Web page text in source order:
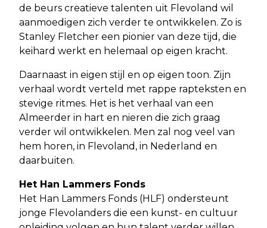
de beurs creatieve talenten uit Flevoland wil
aanmoedigen zich verder te ontwikkelen. Zo is
Stanley Fletcher een pionier van deze tijd, die
keihard werkt en helemaal op eigen kracht.
Daarnaast in eigen stijl en op eigen toon. Zijn
verhaal wordt verteld met rappe rapteksten en
stevige ritmes. Het is het verhaal van een
Almeerder in hart en nieren die zich graag
verder wil ontwikkelen. Men zal nog veel van
hem horen, in Flevoland, in Nederland en
daarbuiten.
Het Han Lammers Fonds
Het Han Lammers Fonds (HLF) ondersteunt
jonge Flevolanders die een kunst- en cultuur